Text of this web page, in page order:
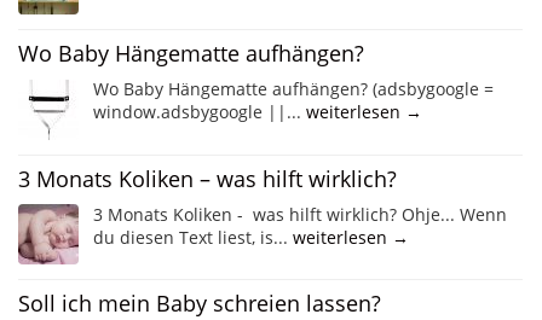
Wo Baby Hängematte aufhängen?
Wo Baby Hängematte aufhängen? (adsbygoogle =
window.adsbygoogle ||... weiterlesen →
3 Monats Koliken – was hilft wirklich?
3 Monats Koliken - was hilft wirklich? Ohje... Wenn
du diesen Text liest, is... weiterlesen →
Soll ich mein Baby schreien lassen?